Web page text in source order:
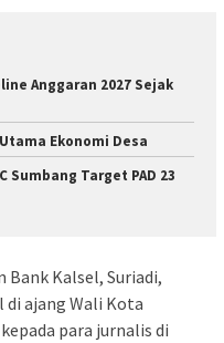
Anggaran 2027 Sejak
Ekonomi Desa
Sumbang Target PAD 23
Bank Kalsel, Suriadi,
di ajang Wali Kota
para jurnalis di